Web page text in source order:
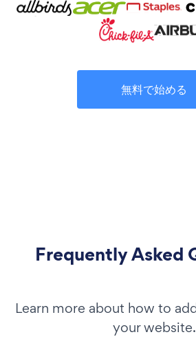
無料で始める
Frequently Asked
Learn more about how to
your website.